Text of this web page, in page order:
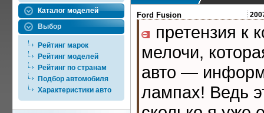
Каталог моделей
Выбор
Рейтинг марок
Рейтинг моделей
Рейтинг по странам
Подбор автомобиля
Характеристики авто
Отрицательные отзывы
Ford Fusion
претензия к
мелочи,
авто —
лампах! Ведь